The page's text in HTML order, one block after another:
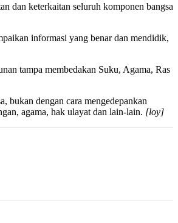
dan keterkaitan seluruh komponen bangsa
informasi yang benar dan mendidik,
tampa membedakan Suku, Agama, Ras
bukan dengan cara mengedepankan
agama, hak ulayat dan lain-lain. [loy]